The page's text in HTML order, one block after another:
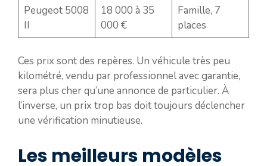
Peugeot 5008
II
18 000 à 35
000 €
Famille, 7
places
Ces prix sont des repères. Un véhicule très peu
kilométré, vendu par professionnel avec garantie,
sera plus cher qu’une annonce de particulier. À
l’inverse, un prix trop bas doit toujours déclencher
une vérification minutieuse.
Les meilleurs modèles